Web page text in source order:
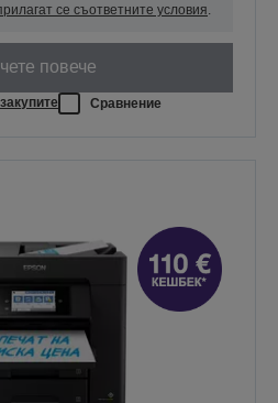
се съответните условия
повече
Сравнение